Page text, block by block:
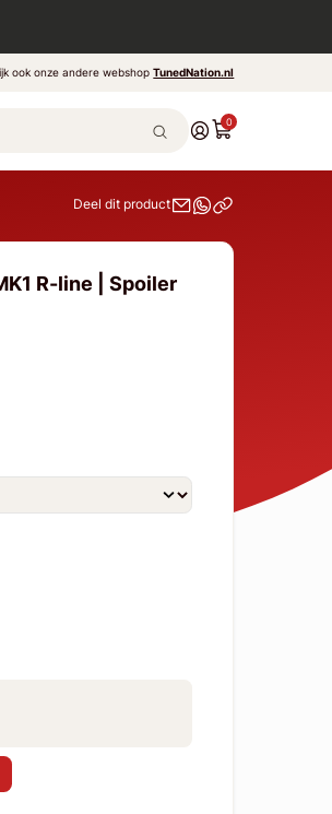
ook onze andere webshopTunedNation.nl
0
Deel dit product
R-line | Spoiler